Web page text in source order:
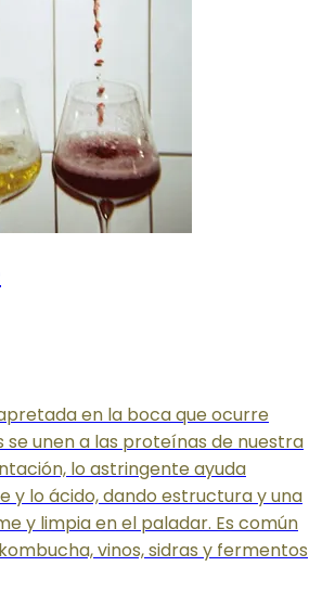
en la boca que ocurre
se unen a las proteínas de nuestra
lo astringente ayuda
y lo ácido, dando estructura y una
y limpia en el paladar. Es común
vinos, sidras y fermentos